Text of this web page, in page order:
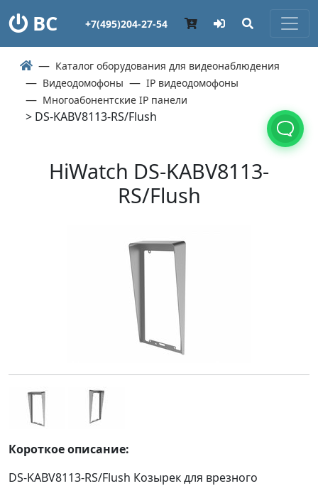
ВС +7(495)204-27-54
Каталог оборудования для видеонаблюдения
Видеодомофоны
IP видеодомофоны
Многоабонентские IP панели
> DS-KABV8113-RS/Flush
HiWatch DS-KABV8113-
RS/Flush
Короткое описание:
DS-KABV8113-RS/Flush Козырек для врезного